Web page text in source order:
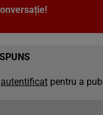
autentificat pentru a